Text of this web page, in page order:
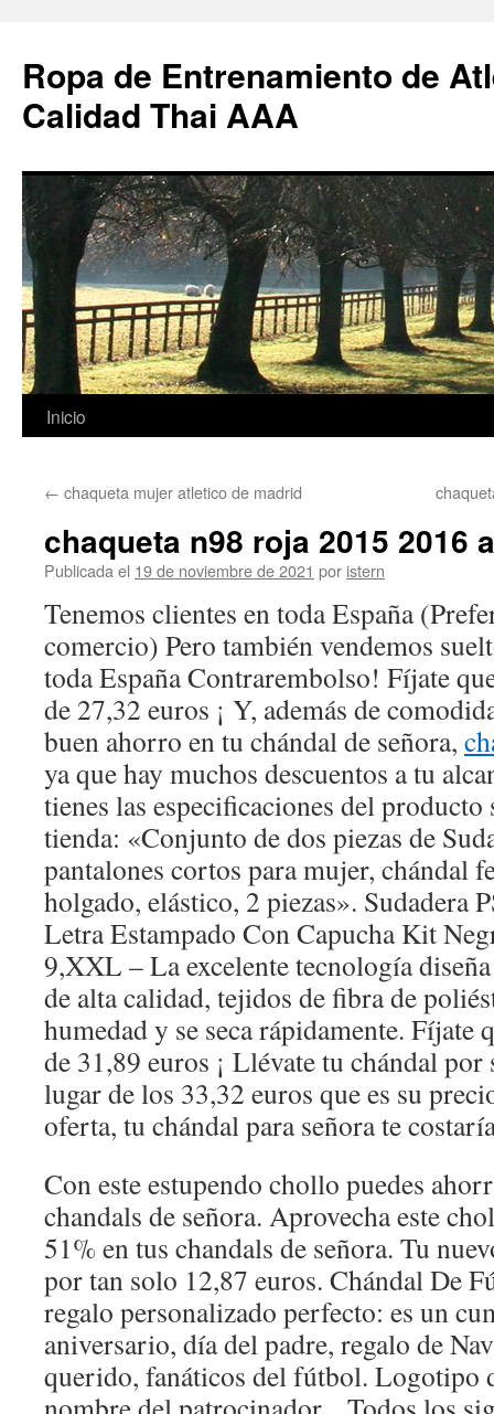
Ropa de Entrenamiento de
Calidad Thai AAA
Saltar
contenido
Inicio
← chaqueta mujer atletico de madrid
chaqueta n98 roja 2015 2016
Publicada el 19 de noviembre de 2021 por istern
Tenemos clientes en toda España
comercio) Pero también vendemos
toda España Contrarembolso! Fíjate
de 27,32 euros ¡ Y, además de
buen ahorro en tu chándal de señora,
ya que hay muchos descuentos a tu
tienes las especificaciones del producto
tienda: «Conjunto de dos piezas de
pantalones cortos para mujer, chándal
holgado, elástico, 2 piezas». Sudadera
Letra Estampado Con Capucha Kit
9,XXL – La excelente tecnología
de alta calidad, tejidos de fibra de
humedad y se seca rápidamente. Fíjate
de 31,89 euros ¡ Llévate tu chándal
lugar de los 33,32 euros que es su
oferta, tu chándal para señora te
Con este estupendo chollo puedes
chandals de señora. Aprovecha este
51% en tus chandals de señora. Tu
por tan solo 12,87 euros. Chándal De
regalo personalizado perfecto: es un
aniversario, día del padre, regalo de
querido, fanáticos del fútbol. Logotipo